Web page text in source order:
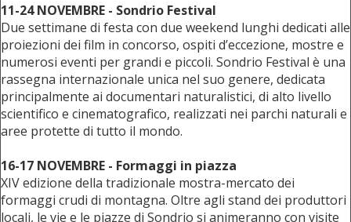
11-24 NOVEMBRE - Sondrio Festival
Due settimane di festa con due weekend lunghi dedicati alle
proiezioni dei film in concorso, ospiti d’eccezione, mostre e
numerosi eventi per grandi e piccoli. Sondrio Festival è una
rassegna internazionale unica nel suo genere, dedicata
principalmente ai documentari naturalistici, di alto livello
scientifico e cinematografico, realizzati nei parchi naturali e
aree protette di tutto il mondo.
16-17 NOVEMBRE - Formaggi in piazza
XIV edizione della tradizionale mostra-mercato dei
formaggi crudi di montagna. Oltre agli stand dei produttori
locali, le vie e le piazze di Sondrio si animeranno con visite